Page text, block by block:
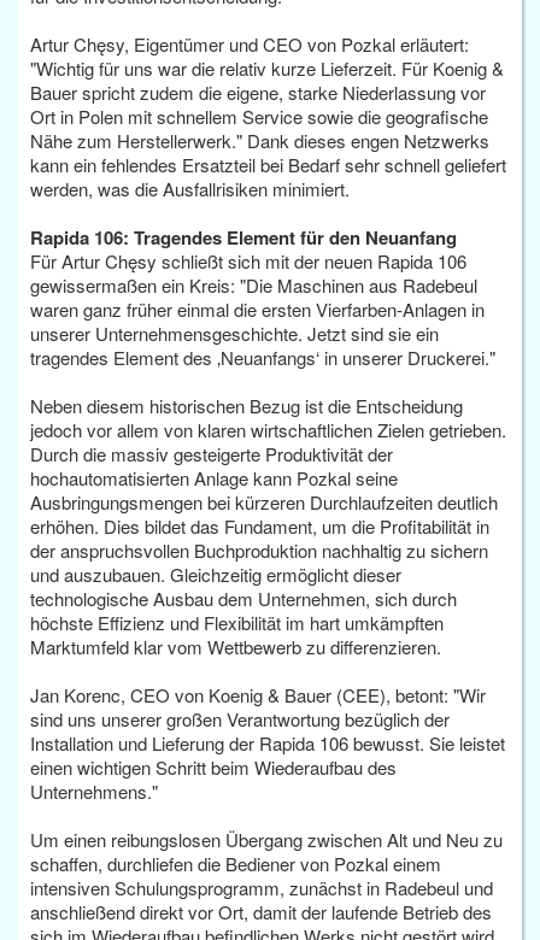
Artur Chęsy, Eigentümer und CEO von Pozkal erläutert:
"Wichtig für uns war die relativ kurze Lieferzeit. Für Koenig &
Bauer spricht zudem die eigene, starke Niederlassung vor
Ort in Polen mit schnellem Service sowie die geografische
Nähe zum Herstellerwerk." Dank dieses engen Netzwerks
kann ein fehlendes Ersatzteil bei Bedarf sehr schnell geliefert
werden, was die Ausfallrisiken minimiert.
Rapida 106: Tragendes Element für den Neuanfang
Für Artur Chęsy schließt sich mit der neuen Rapida 106
gewissermaßen ein Kreis: "Die Maschinen aus Radebeul
waren ganz früher einmal die ersten Vierfarben-Anlagen in
unserer Unternehmensgeschichte. Jetzt sind sie ein
tragendes Element des ‚Neuanfangs‘ in unserer Druckerei."
Neben diesem historischen Bezug ist die Entscheidung
jedoch vor allem von klaren wirtschaftlichen Zielen getrieben.
Durch die massiv gesteigerte Produktivität der
hochautomatisierten Anlage kann Pozkal seine
Ausbringungsmengen bei kürzeren Durchlaufzeiten deutlich
erhöhen. Dies bildet das Fundament, um die Profitabilität in
der anspruchsvollen Buchproduktion nachhaltig zu sichern
und auszubauen. Gleichzeitig ermöglicht dieser
technologische Ausbau dem Unternehmen, sich durch
höchste Effizienz und Flexibilität im hart umkämpften
Marktumfeld klar vom Wettbewerb zu differenzieren.
Jan Korenc, CEO von Koenig & Bauer (CEE), betont: "Wir
sind uns unserer großen Verantwortung bezüglich der
Installation und Lieferung der Rapida 106 bewusst. Sie leistet
einen wichtigen Schritt beim Wiederaufbau des
Unternehmens."
Um einen reibungslosen Übergang zwischen Alt und Neu zu
schaffen, durchliefen die Bediener von Pozkal einem
intensiven Schulungsprogramm, zunächst in Radebeul und
anschließend direkt vor Ort, damit der laufende Betrieb des